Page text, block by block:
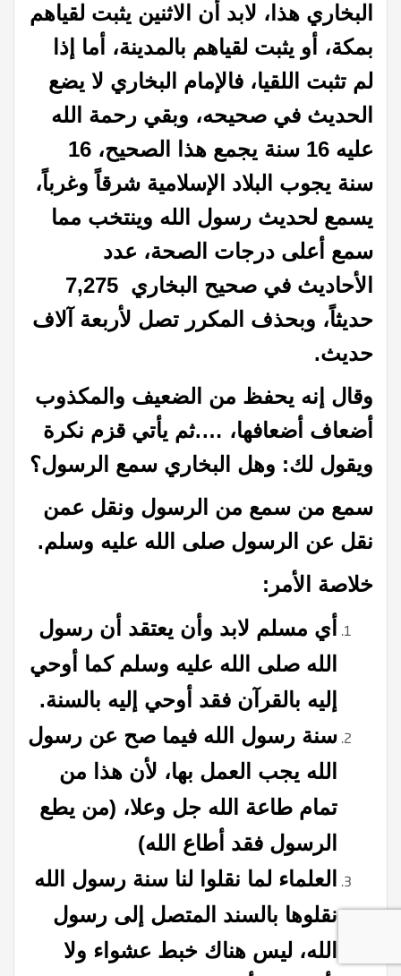
البخاري هذا، لابد أن الاثنين يثبت لقياهم
بمكة، أو يثبت لقياهم بالمدينة، أما إذا
لم تثبت اللقيا، فالإمام البخاري لا يضع
الحديث في صحيحه، وبقي رحمة الله
عليه 16 سنة يجمع هذا الصحيح، 16
سنة يجوب البلاد الإسلامية شرقاً وغرباً،
يسمع لحديث رسول الله وينتخب مما
سمع أعلى درجات الصحة، عدد
الأحاديث في صحيح البخاري 7,275
حديثاً، وبحذف المكرر تصل لأربعة آلاف
حديث.
وقال إنه يحفظ من الضعيف والمكذوب
أضعاف أضعافها، ….ثم يأتي قزم نكرة
ويقول لك: وهل البخاري سمع الرسول؟
سمع من سمع من الرسول ونقل عمن
نقل عن الرسول صلى الله عليه وسلم.
خلاصة الأمر:
أي مسلم لابد وأن يعتقد أن رسول
الله صلى الله عليه وسلم كما أوحي
إليه بالقرآن فقد أوحي إليه بالسنة.
سنة رسول الله فيما صح عن رسول
الله يجب العمل بها، لأن هذا من
تمام طاعة الله جل وعلا، (من يطع
الرسول فقد أطاع الله)
العلماء لما نقلوا لنا سنة رسول الله
نقلوها بالسند المتصل إلى رسول
الله، ليس هناك خبط عشواء ولا